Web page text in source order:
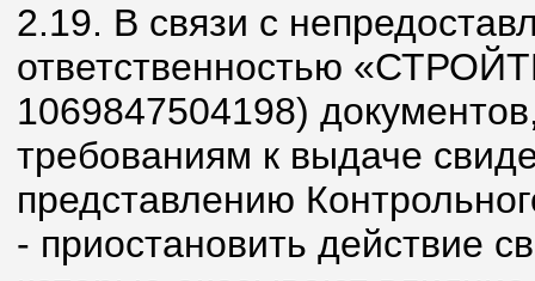
2.19. В связи с
ответственностью
1069847504198)
требованиям к выдаче
представлению
- приостановить действие